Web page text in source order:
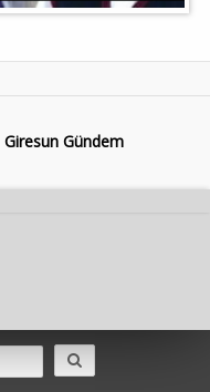
Giresun Gündem